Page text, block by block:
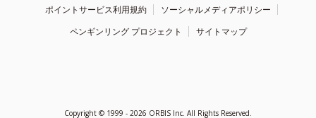
ポイントサービス利用規約
ソーシャルメディアポリシー
ペンギンリング プロジェクト
サイトマップ
Copyright © 1999 - 2026 ORBIS Inc. All Rights Reserved.